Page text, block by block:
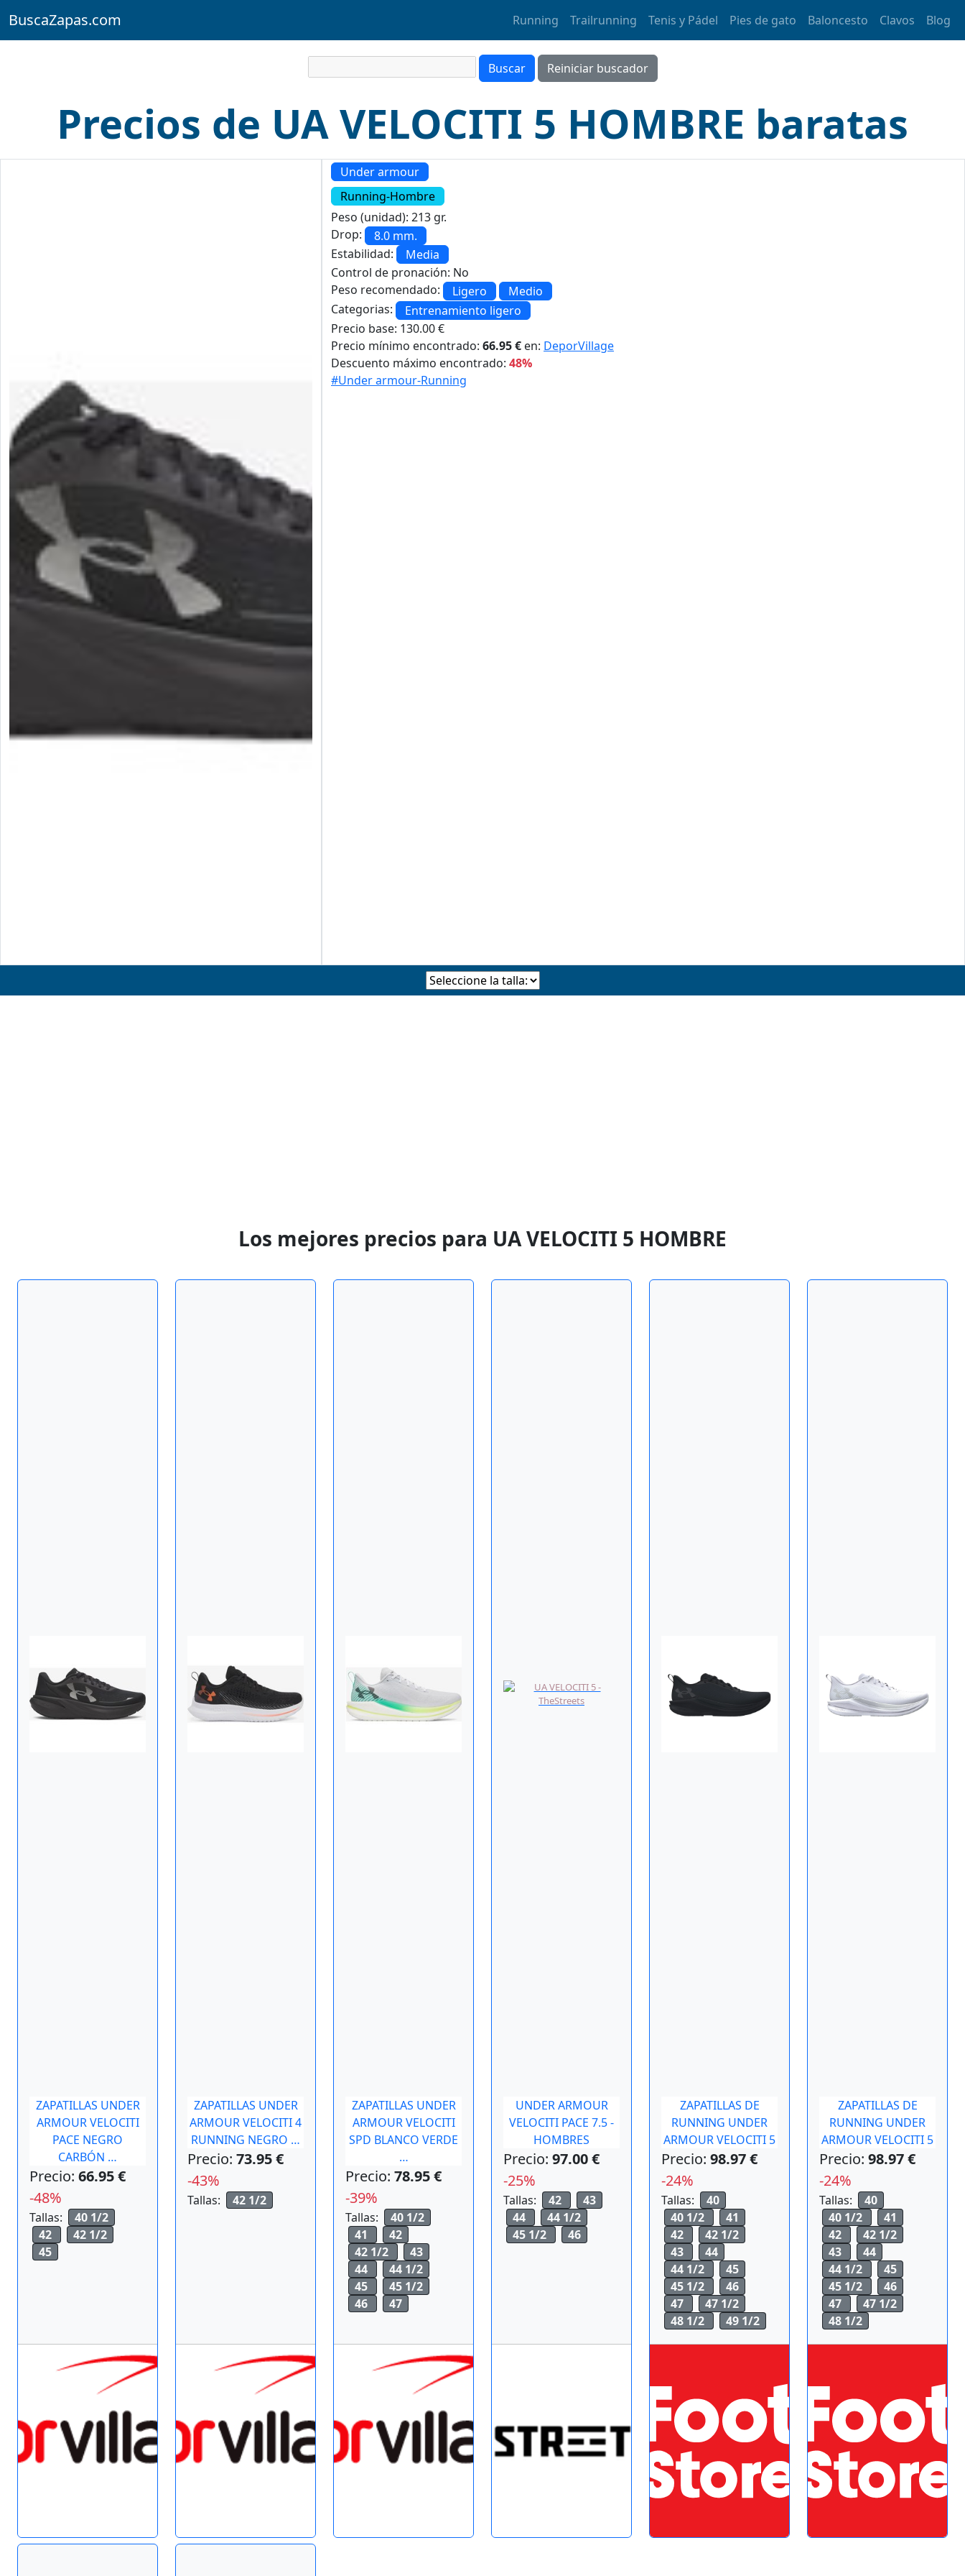
BuscaZapas.com Running Trailrunning Tenis y Pádel Pies de gato Baloncesto Clavos Blog
Precios de UA VELOCITI 5 HOMBRE baratas
Under armour
Running-Hombre
Peso (unidad): 213 gr.
Drop:
8.0 mm.
Estabilidad:
Media
Control de pronación: No
Peso recomendado:
Ligero
Medio
Categorias:
Entrenamiento ligero
Precio base: 130.00 €
Precio mínimo encontrado: 66.95 € en: DeporVillage
Descuento máximo encontrado: 48%
#Under armour-Running
Los mejores precios para UA VELOCITI 5 HOMBRE
ZAPATILLAS UNDER
ARMOUR VELOCITI
PACE NEGRO
CARBÓN …
Precio: 66.95 €
-48%
Tallas:
40 1/2
42
42 1/2
45
ZAPATILLAS UNDER
ARMOUR VELOCITI 4
RUNNING NEGRO …
Precio: 73.95 €
-43%
Tallas: 42 1/2
ZAPATILLAS UNDER
ARMOUR VELOCITI
SPD BLANCO VERDE
…
Precio: 78.95 €
-39%
Tallas:
40 1/2
41
42
42 1/2
43
44
44 1/2
45
45 1/2
46
47
UNDER ARMOUR
VELOCITI PACE 7.5 -
HOMBRES
Precio: 97.00 €
-25%
Tallas: 42
43
44
44 1/2
45 1/2
46
ZAPATILLAS DE
RUNNING UNDER
ARMOUR VELOCITI 5
Precio: 98.97 €
-24%
Tallas:
40
40 1/2
41
42
42 1/2
43
44
44 1/2
45
45 1/2
46
47
47 1/2
48 1/2
49 1/2
ZAPATILLAS DE
RUNNING UNDER
ARMOUR VELOCITI 5
Precio: 98.97 €
-24%
Tallas:
40
40 1/2
41
42
42 1/2
43
44
44 1/2
45
45 1/2
46
47
47 1/2
48 1/2